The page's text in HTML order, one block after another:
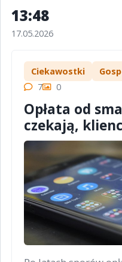
13:48
17.05.2026
Ciekawostki
7
0
Opłata od
czekają,